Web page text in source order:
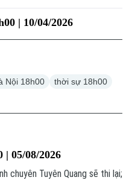
| 10/04/2026
Nội 18h00
thời sự 18h00
05/08/2026
chuyên Tuyên Quang sẽ thi lại;